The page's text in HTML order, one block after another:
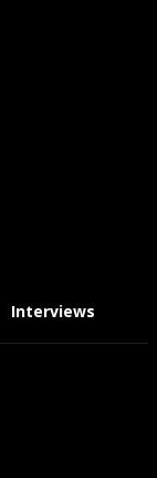
Interviews